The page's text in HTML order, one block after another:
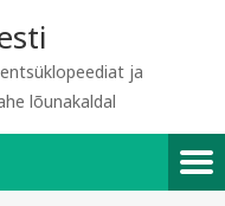
ja
lõunakaldal